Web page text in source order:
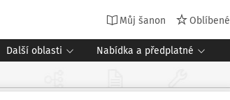
Můj šanon Oblíbené
Další oblasti Nabídka a předplatné